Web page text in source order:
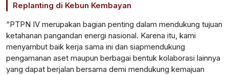
Replanting di Kebun Kembayan
“PTPN IV merupakan bagian penting dalam mendukung tujuan
ketahanan pangandan energi nasional. Karena itu, kami
menyambut baik kerja sama ini dan siapmendukung
pengamanan aset maupun berbagai bentuk kolaborasi lainnya
yang dapat berjalan bersama demi mendukung kemajuan